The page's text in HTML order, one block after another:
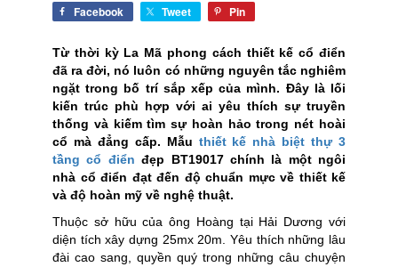
Facebook Tweet Pin
Từ thời kỳ La Mã phong cách thiết kế cổ điển
đã ra đời, nó luôn có những nguyên tắc nghiêm
ngặt trong bố trí sắp xếp của mình. Đây là lối
kiến trúc phù hợp với ai yêu thích sự truyền
thống và kiếm tìm sự hoàn hảo trong nét hoài
cổ mà đẳng cấp. Mẫu thiết kế nhà biệt thự 3
tầng cổ điển đẹp BT19017 chính là một ngôi
nhà cổ điển đạt đến độ chuẩn mực về thiết kế
và độ hoàn mỹ về nghệ thuật.
Thuộc sở hữu của ông Hoàng tại Hải Dương với
diện tích xây dựng 25mx 20m. Yêu thích những lâu
đài cao sang, quyền quý trong những câu chuyện